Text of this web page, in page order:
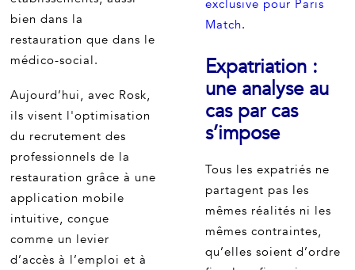
bien dans la
restauration que dans le
médico-social.
Aujourd’hui, avec Rosk,
ils visent l'optimisation
du recrutement des
professionnels de la
restauration grâce à une
application mobile
intuitive, conçue
comme un levier
d’accès à l’emploi et à
exclusive pour Paris
Match.
Expatriation :
une analyse au
cas par cas
s’impose
Tous les expatriés ne
partagent pas les
mêmes réalités ni les
mêmes contraintes,
qu’elles soient d’ordre